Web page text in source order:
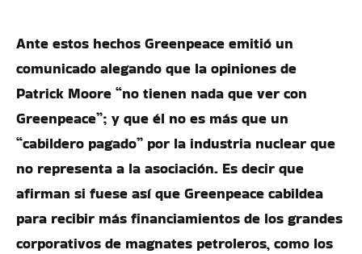
Ante estos hechos Greenpeace emitió un
comunicado alegando que la opiniones de
Patrick Moore “no tienen nada que ver con
Greenpeace”; y que él no es más que un
“cabildero pagado” por la industria nuclear que
no representa a la asociación. Es decir que
afirman si fuese así que Greenpeace cabildea
para recibir más financiamientos de los grandes
corporativos de magnates petroleros, como los